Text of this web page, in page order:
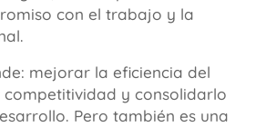
con el trabajo y la
mejorar la eficiencia del
y consolidarlo
Pero también es una